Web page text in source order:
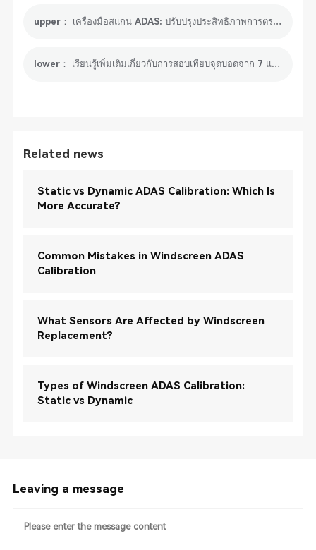
upper： เครื่องมือสแกน ADAS: ปรับปรุงประสิทธิภาพการตรวจจับข้อผิดพลาด
lower： เรียนรู้เพิ่มเติมเกี่ยวกับการสอบเทียบจุดบอดจาก 7 แง่มุม
Related news
Static vs Dynamic ADAS Calibration: Which Is
More Accurate?
Common Mistakes in Windscreen ADAS
Calibration
What Sensors Are Affected by Windscreen
Replacement?
Types of Windscreen ADAS Calibration:
Static vs Dynamic
Leaving a message